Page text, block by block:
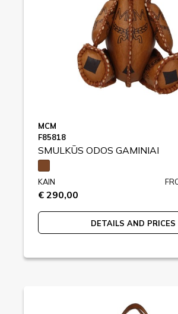
MCM
F85818
SMULKŪS ODOS GAMINIAI
KAIN
€ 290,00
DETAILS AND PRICES